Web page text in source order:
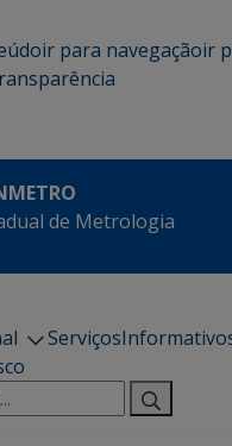
ir para navegaçãoir
de Metrologia
Serviços